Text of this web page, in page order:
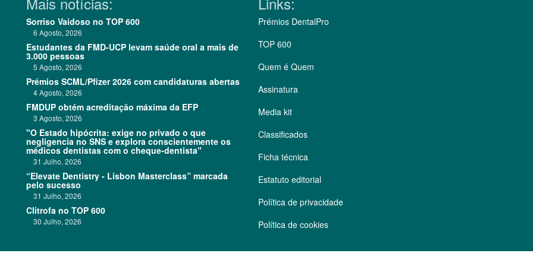
Sorriso Vaidoso no TOP 600
6 Agosto, 2026
Estudantes da FMD-UCP levam saúde oral a mais de
3.000 pessoas
5 Agosto, 2026
Prémios SCML/Pfizer 2026 com candidaturas abertas
4 Agosto, 2026
FMDUP obtém acreditação máxima da EFP
3 Agosto, 2026
"O Estado hipócrita: exige no privado o que
negligencia no SNS e explora conscientemente os
médicos dentistas com o cheque-dentista"
31 Julho, 2026
“Elevate Dentistry - Lisbon Masterclass” marcada
pelo sucesso
31 Julho, 2026
Clitrofa no TOP 600
30 Julho, 2026
Prémios DentalPro
TOP 600
Quem é Quem
Assinatura
Media kit
Classificados
Ficha técnica
Estatuto editorial
Política de privacidade
Política de cookies